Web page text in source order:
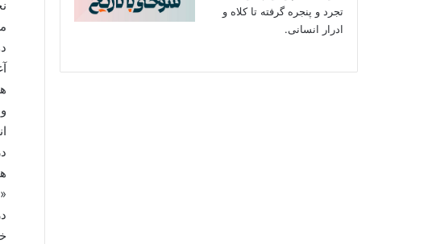
تجرد و پنجره گرفته تا کلاه و
ادرار انسانی.